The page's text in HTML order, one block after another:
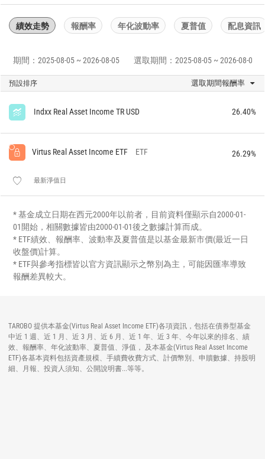
績效走勢 報酬率 年化波動率 夏普值 配息資訊
期間：2025-08-05 ~ 2026-08-05 選取期間：2025-08-05 ~ 2026-08-05
預設排序 選取期間報酬率
Indxx Real Asset Income TR USD 26.40%
Virtus Real Asset Income ETF ETF 26.29%
最新淨值日
* 基金成立日期在西元2000年以前者，目前資料僅顯示自2000-01-
01開始，相關數據皆由2000-01-01後之數據計算而成。
* ETF績效、報酬率、波動率及夏普值是以基金最新市價(最近一日
收盤價)計算。
* ETF與參考指標皆以官方資訊顯示之幣別為主，可能因匯率導致
報酬差異較大。
TAROBO 提供本基金(Virtus Real Asset Income ETF)各項資訊，包括在債券型基金
中近 1 週、近 1 月、近 3 月、近 6 月、近 1 年、近 3 年、今年以來的排名、績
效、報酬率、年化波動率、夏普值、淨值， 及本基金(Virtus Real Asset Income
ETF)各基本資料包括資產規模、手續費收費方式、計價幣別、申贖數據、持股明
細、月報、投資人須知、公開說明書...等等。